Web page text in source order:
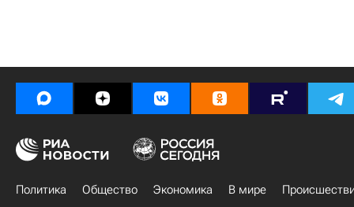
Политика Общество Экономика В мире